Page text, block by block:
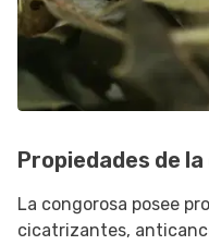
Propiedades de
La congorosa posee
cicatrizantes,